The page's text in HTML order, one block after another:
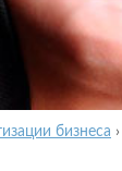
бизнеса ›